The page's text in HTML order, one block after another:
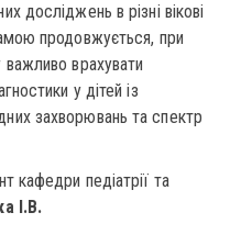
досліджень в різні вікові
продовжується, при
врахувати
у дітей із
захворювань та спектр
кафедри педіатрії та
І.В.